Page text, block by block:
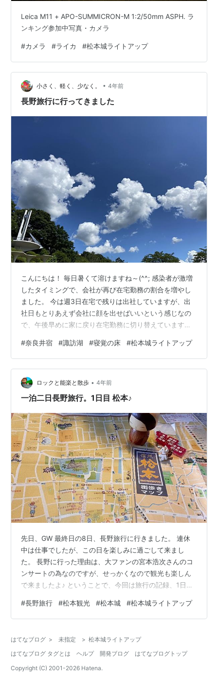
Leica M11 + APO-SUMMICRON-M 1:2/50mm ASPH. ラ
ンキング参加中写真・カメラ
#カメラ #ライカ #松本城ライトアップ
小さく、軽く、少なく。 • 4年前
長野旅行に行ってきました
こんにちは！ 毎日暑くて溶けますね～(^^; 感染者が激増
したタイミングで、会社が再び在宅勤務の割合を増やし
ました。 今は週3日在宅で残りは出社していますが、出
社日もとりあえず会社に顔を出せばいいという感じなの
で、午後早めに家に戻り在宅勤務に切り替えています。
方一日中家にいると電気代もばかにならない。どっちが
いいんだろうと悩みます。通勤時間の無駄と家の電気
代。 ＊＊＊ 先週末、地元友人たちと長野に旅行に行って
きました。 メンバー構成は、男1人（いつも運転してくれ
ます）、あとは私を入れて女3人。 東京も涼しいタイミ
#奈良井宿 #諏訪湖 #寝覚の床 #松本城ライトアップ
ロックと能楽と散歩 • 4年前
一泊二日長野旅行。1日目 松本♪
先日、GW 最終日の8日、長野旅行に行きました。 連休
中は仕事でしたが、この日を楽しみに過ごして来まし
た。 長野に行った理由は、大ファンの宮本浩次さんのコ
ンサートの為なのですが、せっかくなので観光も楽しん
で来ましたよ♪ ということで、今回は旅行の記録、1日目
り、松本へ。 約3時間30分乗車。朝出発、12時過ぎには
到着しました。 松本駅にこんなバスが。 草間彌生さんモ
草間さんの作品が展示されている松本市美術館が4月末に
リニューアルされたそうです。 今回は時間がなく行けま
せんでしたが、また来…
#長野旅行 #松本観光 #松本城 #松本城ライトアップ
はてなブログ > 未指定 > 松本城ライトアップ
はてなブログ タグとは
ヘルプ 開発ブログ
はてなブログトップ
Copyright (C) 2001-2026 Hatena.